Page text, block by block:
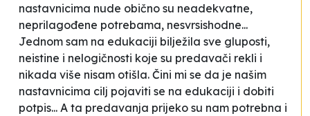
nastavnicima nude obično su neadekvatne,
neprilagođene potrebama, nesvrsishodne...
Jednom sam na edukaciji bilježila sve gluposti,
neistine i nelogičnosti koje su predavači rekli i
nikada više nisam otišla. Čini mi se da je našim
nastavnicima cilj pojaviti se na edukaciji i dobiti
potpis... A ta predavanja prijeko su nam potrebna i